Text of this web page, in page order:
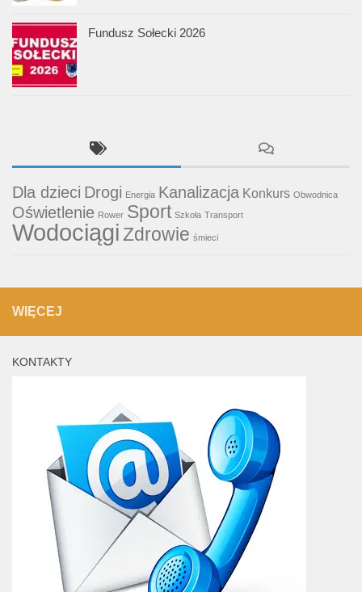
Fundusz Sołecki 2026
Dla dzieci Drogi Energia Kanalizacja Konkurs Obwodnica
Oświetlenie Rower Sport Szkoła Transport
WodociągiZdrowie śmieci
WIĘCEJ
KONTAKTY